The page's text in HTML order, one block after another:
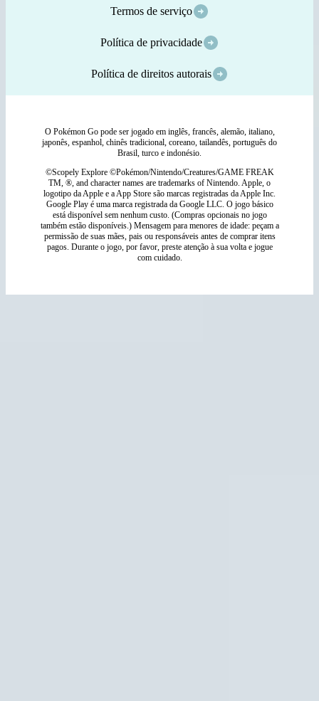
Termos de serviço
Política de privacidade
Política de direitos autorais
O Pokémon Go pode ser jogado em inglês, francês, alemão, italiano,
japonês, espanhol, chinês tradicional, coreano, tailandês, português do
Brasil, turco e indonésio.
©Scopely Explore ©Pokémon/Nintendo/Creatures/GAME FREAK
TM, ®, and character names are trademarks of Nintendo. Apple, o
logotipo da Apple e a App Store são marcas registradas da Apple Inc.
Google Play é uma marca registrada da Google LLC. O jogo básico
está disponível sem nenhum custo. (Compras opcionais no jogo
também estão disponíveis.) Mensagem para menores de idade: peçam a
permissão de suas mães, pais ou responsáveis antes de comprar itens
pagos. Durante o jogo, por favor, preste atenção à sua volta e jogue
com cuidado.